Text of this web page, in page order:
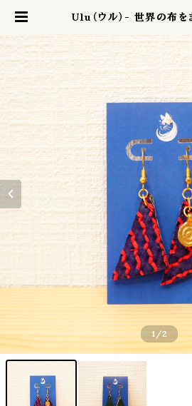
Ulu（ウル）- 世界の布を
1 /2